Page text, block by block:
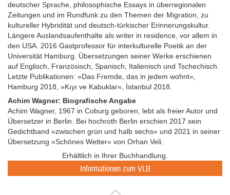
deutscher Sprache, philosophische Essays in überregionalen
Zeitungen und im Rundfunk zu den Themen der Migration, zu
kultureller Hybridität und deutsch-türkischer Erinnerungskultur.
Längere Auslandsaufenthalte als writer in residence, vor allem in
den USA. 2016 Gastprofessor für interkulturelle Poetik an der
Universität Hamburg. Übersetzungen seiner Werke erschienen
auf Englisch, Französisch, Spanisch, Italienisch und Tschechisch.
Letzte Publikationen: »Das Fremde, das in jedem wohnt«,
Hamburg 2018, »Kıyı ve Kabuklar«, İstanbul 2018.
Achim Wagner: Biografische Angabe
Achim Wagner, 1967 in Coburg geboren, lebt als freier Autor und
Übersetzer in Berlin. Bei hochroth Berlin erschien 2017 sein
Gedichtband »zwischen grün und halb sechs« und 2021 in seiner
Übersetzung »Schönes Wetter« von Orhan Veli.
Erhältlich in Ihrer Buchhandlung.
Informationen zum VLB